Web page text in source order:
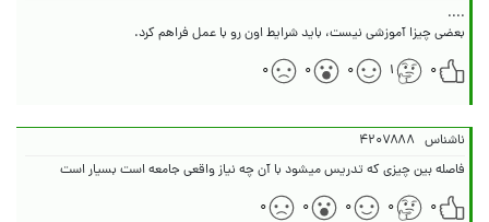
بعضی چیزا آموزشی نیست، باید شرایط اون رو با عمل فراهم کرد.
۰
۱ ۰ ۰ ۰
ناشناس ۴۲۰۷۸۸۸
فاصله بین چیزی که تدریس میشود با آن چه نیاز واقعی جامعه است بسیار است
۰
۰ ۰ ۰ ۰